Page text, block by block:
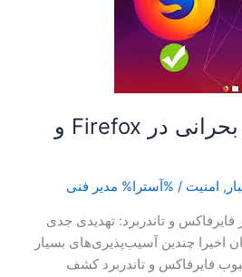
آسیب‌پذیری‌های بحرانی در Firefox و
, امنیت / %آسترا% مدیر فنی
و تاندربرد: تهدیدی جدی
اخیرا چندین آسیب‌پذیری‌های بسیار
فایرفاکس و تاندربرد کشف